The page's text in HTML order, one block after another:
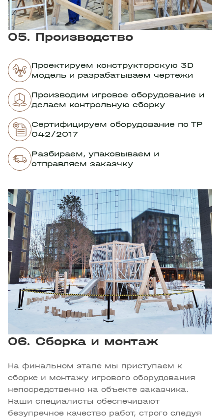
05. Производство
Проектируем конструкторскую 3D
модель и разрабатываем чертежи
Производим игровое оборудование и
делаем контрольную сборку
Сертифицируем оборудование по ТР
042/2017
Разбираем, упаковываем и
отправляем заказчку
06. Сборка и монтаж
На финальном этапе мы приступаем к
сборке и монтажу игрового оборудования
непосредственно на объекте заказчика.
Наши специалисты обеспечивают
безупречное качество работ, строго следуя